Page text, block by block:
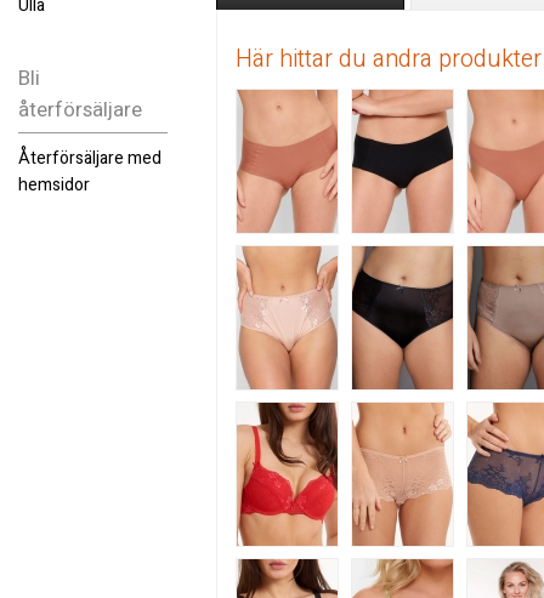
Ulla
Bli
återförsäljare
Återförsäljare med
hemsidor
Här hittar du andra